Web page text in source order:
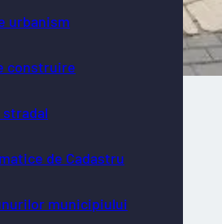
urbanism
construire
de Cadastru
municipiului
în săptămâna